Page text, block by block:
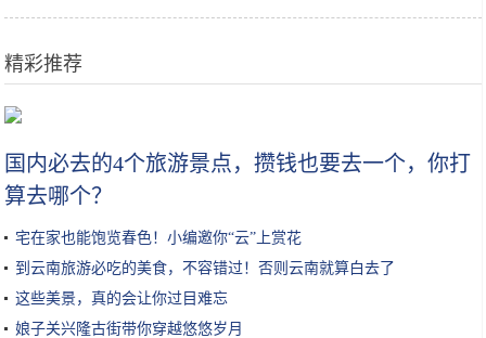
精彩推荐
国内必去的4个旅游景点，攒钱也要去一个，你打
算去哪个？
宅在家也能饱览春色！小编邀你“云”上赏花
到云南旅游必吃的美食，不容错过！否则云南就算白去了
这些美景，真的会让你过目难忘
娘子关兴隆古街带你穿越悠悠岁月